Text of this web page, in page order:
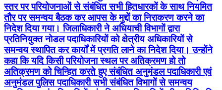
स्तर पर परियोजनाओं से संबंधित सभी हितधारकों के साथ नियमित
तौर पर समन्वय बैठक कर आपस के मुद्दों का निराकरण करने का
निदेश दिया गया। जिलाधिकारी ने अधियाची विभागों द्वारा
प्रतिनियुक्त नोडल पदाधिकारियों को क्षेत्रीय अधिकारियों से
समन्वय स्थापित कर कार्यों में प्रगति लाने का निदेश दिया। उन्होंने
कहा कि यदि किसी परियोजना स्थल पर अतिक्रमण हो तो
अतिक्रमण को चिन्हित करते हुए संबंधित अनुमंडल पदाधिकारी एवं
अनुमंडल पुलिस पदाधिकारी सभी संबंधित विभागों से समन्वय